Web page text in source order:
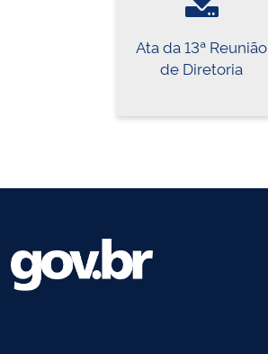
Ata da 13ª Reunião
de Diretoria